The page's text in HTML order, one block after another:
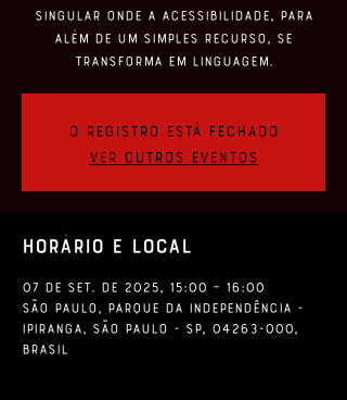
singular onde a acessibilidade, para
além de um simples recurso, se
transforma em linguagem.
O registro está fechado
Ver outros eventos
Horário e local
07 de set. de 2025, 15:00 – 16:00
São Paulo, Parque da Independência -
Ipiranga, São Paulo - SP, 04263-000,
Brasil